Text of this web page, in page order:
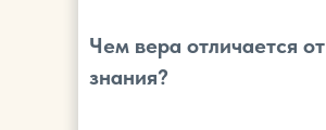
Чем вера отличается от
знания?